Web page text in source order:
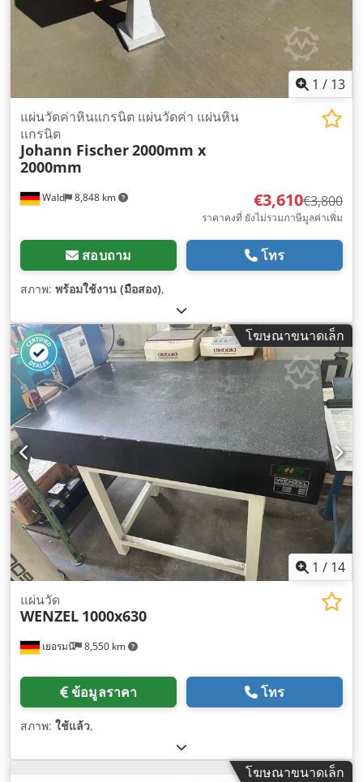
1 / 13
Wald 8,848 km
แผ่นวัดค่าหินแกรนิต แผ่นวัดค่า แผ่นหิน
แกรนิต
Johann Fischer2000mm x
2000mm
€3,610€3,800
ราคาคงที่ ยังไม่รวมภาษีมูลค่าเพิ่ม
สอบถาม โทร
สภาพ: พร้อมใช้งาน (มือสอง),
โฆษณาขนาดเล็ก
1 / 14
เยอรมนี 8,550 km
แผ่นวัด
WENZEL 1000x630
ข้อมูลราคา โทร
สภาพ: ใช้แล้ว,
โฆษณาขนาดเล็ก